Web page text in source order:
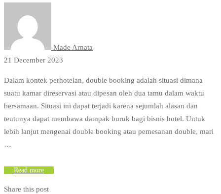
Made Arnata
21 December 2023
Dalam kontek perhotelan, double booking adalah situasi dimana
suatu kamar direservasi atau dipesan oleh dua tamu dalam waktu
bersamaan. Situasi ini dapat terjadi karena sejumlah alasan dan
tentunya dapat membawa dampak buruk bagi bisnis hotel. Untuk
lebih lanjut mengenai double booking atau pemesanan double, mari
…
Read more
Share this post